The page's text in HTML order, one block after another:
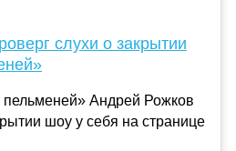
слухи о закрытии
пельменей» Андрей Рожков
шоу у себя на странице